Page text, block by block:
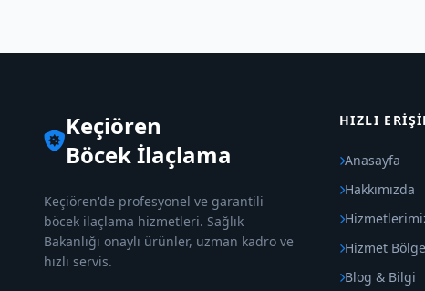
Keçiören
Böcek İlaçlama
Keçiören'de profesyonel ve garantili
böcek ilaçlama hizmetleri. Sağlık
Bakanlığı onaylı ürünler, uzman kadro ve
hızlı servis.
HIZLI
Anasayfa
Hakkımızda
Hizmet
Blog & Bilgi